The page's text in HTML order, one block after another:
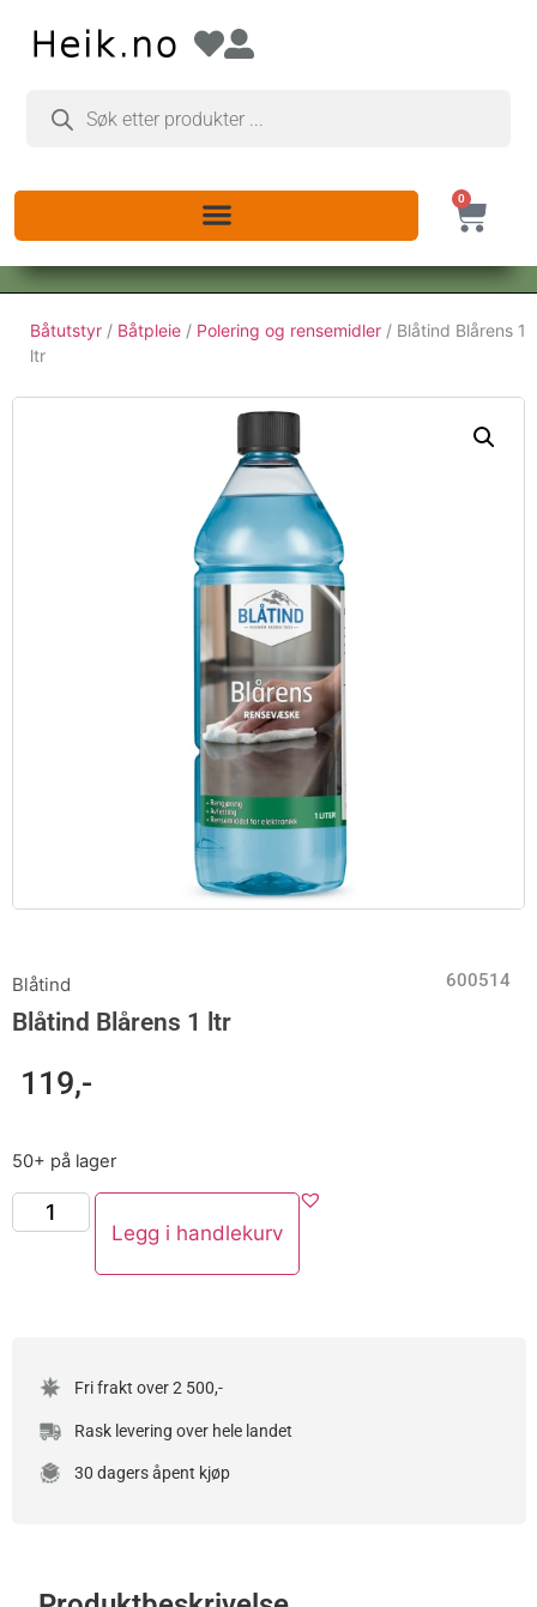
0
Båtutstyr / Båtpleie / Polering og rensemidler / Blåtind Blårens 1
ltr
Blåtind 600514
Blåtind Blårens 1 ltr
119,-
50+ på lager
Legg i handlekurv
Fri frakt over 2 500,-
Rask levering over hele landet
30 dagers åpent kjøp